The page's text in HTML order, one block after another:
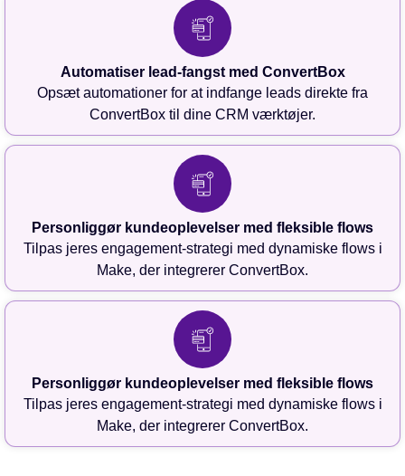
Automatiser lead-fangst med ConvertBox
Opsæt automationer for at indfange leads direkte fra
ConvertBox til dine CRM værktøjer.
Personliggør kundeoplevelser med fleksible flows
Tilpas jeres engagement-strategi med dynamiske flows i
Make, der integrerer ConvertBox.
Personliggør kundeoplevelser med fleksible flows
Tilpas jeres engagement-strategi med dynamiske flows i
Make, der integrerer ConvertBox.